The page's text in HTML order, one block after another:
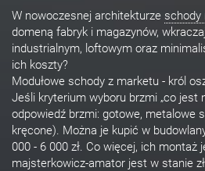
W nowoczesnej architekturze schody
domeną fabryk i magazynów,
industrialnym, loftowym oraz
ich koszty?
Modułowe schody z marketu - król
Jeśli kryterium wyboru brzmi „co jest
odpowiedź brzmi: gotowe, metalowe
kręcone). Można je kupić w
000 - 6 000 zł. Co więcej, ich montaż
majsterkowicz-amator jest w stanie